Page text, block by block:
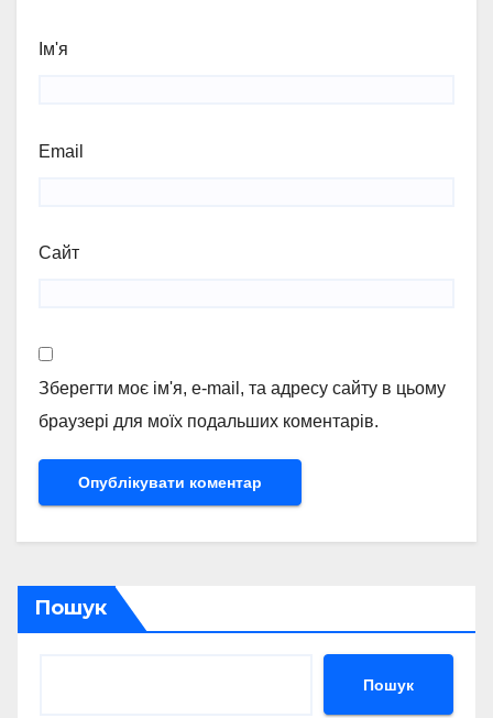
Ім'я
Email
Сайт
Зберегти моє ім'я, e-mail, та адресу сайту в цьому
браузері для моїх подальших коментарів.
Пошук
Пошук